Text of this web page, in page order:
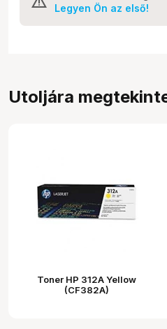
Legyen Ön az első!
Utoljára
Toner HP 312A Yellow
(CF382A)